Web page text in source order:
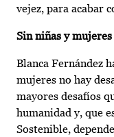
vejez, para acabar
Sin niñas y
Blanca Fernández
mujeres no hay
mayores desafíos
humanidad y, que
Sostenible,